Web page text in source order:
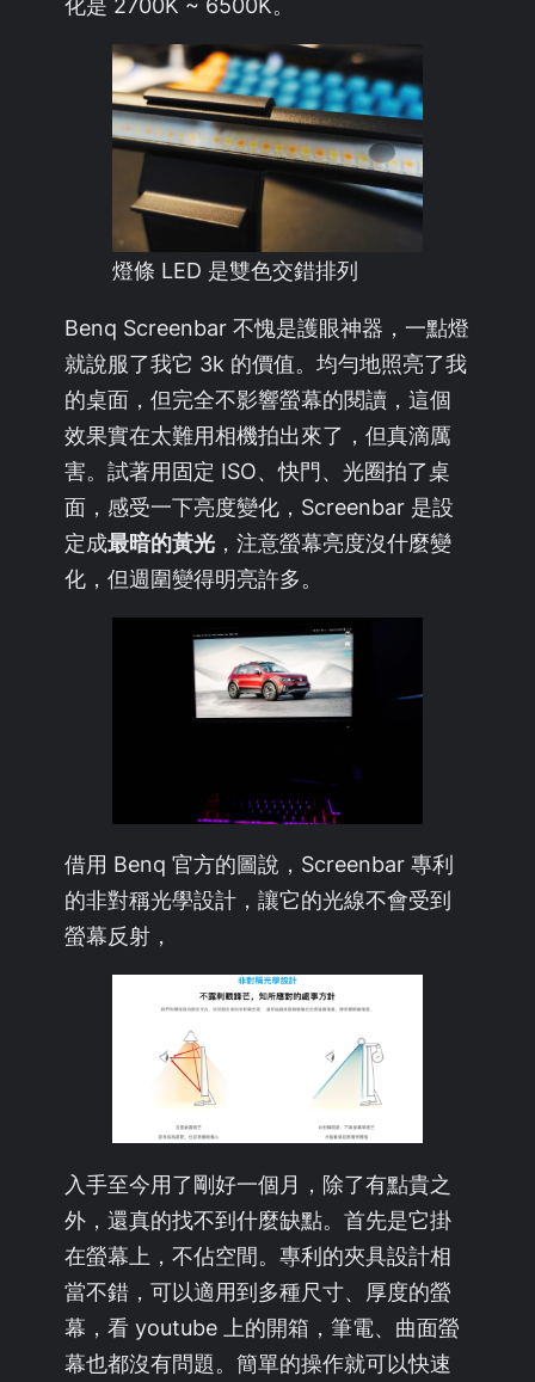
燈條 LED 是雙色交錯排列
Benq Screenbar 不愧是護眼神器，一點燈
就說服了我它 3k 的價值。均勻地照亮了我
的桌面，但完全不影響螢幕的閱讀，這個
效果實在太難用相機拍出來了，但真滴厲
害。試著用固定 ISO、快門、光圈拍了桌
面，感受一下亮度變化，Screenbar 是設
定成最暗的黃光 ，注意螢幕亮度沒什麼變
化，但週圍變得明亮許多。
借用 Benq 官方的圖說，Screenbar 專利
的非對稱光學設計，讓它的光線不會受到
螢幕反射，
入手至今用了剛好一個月，除了有點貴之
外，還真的找不到什麼缺點。首先是它掛
在螢幕上，不佔空間。專利的夾具設計相
當不錯，可以適用到多種尺寸、厚度的螢
幕，看 youtube 上的開箱，筆電、曲面螢
幕也都沒有問題。簡單的操作就可以快速